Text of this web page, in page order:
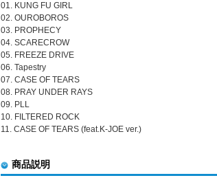
01. KUNG FU GIRL
02. OUROBOROS
03. PROPHECY
04. SCARECROW
05. FREEZE DRIVE
06. Tapestry
07. CASE OF TEARS
08. PRAY UNDER RAYS
09. PLL
10. FILTERED ROCK
11. CASE OF TEARS (feat.K-JOE ver.)
商品説明